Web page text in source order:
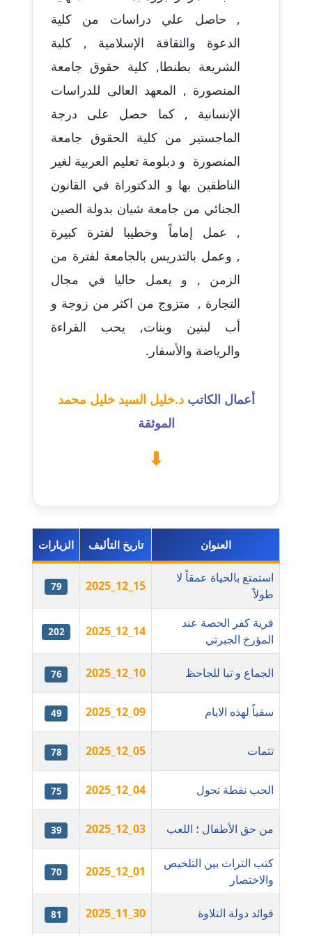
عاملة
مدونة أحمد مليجي
عاملة
مدونة اريج الشرفا
عاملة
مدونة اسراء كمال
عاملة
مدونة اسلام أبو علم
مدونة اسماء خوجة
مدونة أسماء كاشف
عاملة
مدونة أسماء نور الدين
مدونة اسماعيل محسن
عاملة
مدونة أشرف القط
عاملة
مدونة اشرف الكرم
مدونة اشرف النجار
مدونة السيده فوزي
مدونة آمال صالح
عاملة
مدونة أماني بالحاج
معلق
مدونة أماني عبد السلام
عاملة
, حاصل علي دراسات من كلية
الدعوة والثقافة الإسلامية , كلية
الشريعة بطنطا, كلية حقوق جامعة
المنصورة , المعهد العالى للدراسات
الإنسانية , كما حصل على درجة
الماجستير من كلية الحقوق جامعة
المنصورة و دبلومة تعليم العربية لغير
الناطقين بها و الدكتوراة في القانون
الجنائي من جامعة شيان بدولة الصين
, عمل إماماً وخطيبا لفترة كبيرة
, ⁠وعمل بالتدريس بالجامعة لفترة من
الزمن , و يعمل حاليا في مجال
التجارة , متزوج من اكثر من زوجة و
أب لبنين وبنات, يحب القراءة
والرياضة والأسفار.
أعمال الكاتبد.خليل السيد خليل محمد
الموثقة
العنوان تاريخ التأليف الزيارات
استمتع بالحياة عمقاً لا
طولاً
2025_12_15
79
قرية كفر الحصة عند
المؤرخ الجبرتي
2025_12_14
202
الجماع و تبا للجاحظ 2025_12_10
76
سقياً لهذه الايام 2025_12_09
49
تتمات 2025_12_05
78
الحب نقطة تحول 2025_12_04
75
من حق الأطفال ؛ اللعب 2025_12_03
39
كتب التراث بين التلخيص
والاختصار
2025_12_01
70
فوائد دولة التلاوة 2025_11_30
81